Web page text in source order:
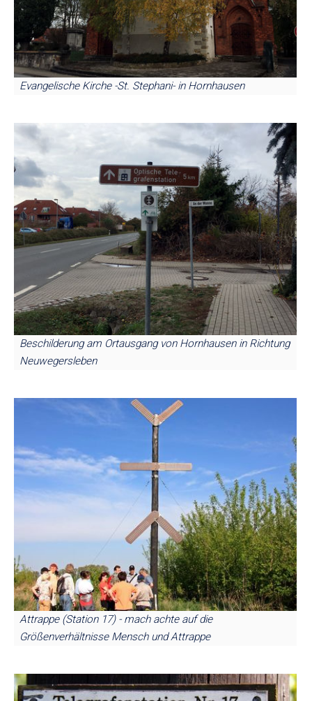
Evangelische Kirche -St. Stephani- in Hornhausen
Beschilderung am Ortausgang von Hornhausen in Richtung
Neuwegersleben
Attrappe (Station 17) - mach achte auf die
Größenverhältnisse Mensch und Attrappe